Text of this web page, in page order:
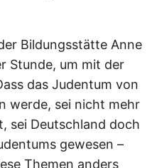
Bildungsstätte Anne
Stunde, um mit der
das Judentum von
werde, sei nicht mehr
sei Deutschland doch
gewesen –
Themen anders